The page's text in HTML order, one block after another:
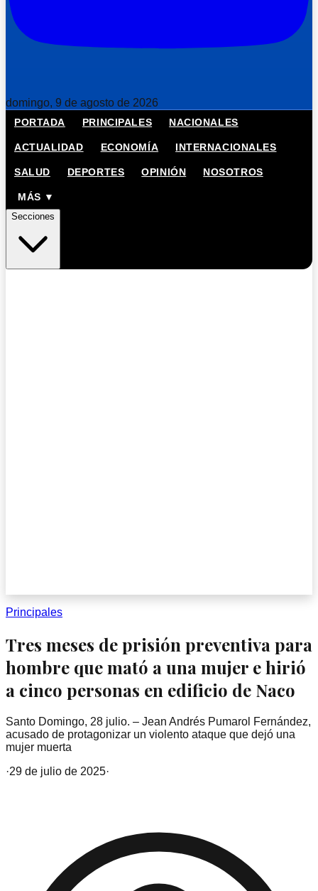
domingo, 9 de agosto de 2026
PORTADA PRINCIPALES NACIONALES
ACTUALIDAD ECONOMÍA INTERNACIONALES
SALUD DEPORTES OPINIÓN NOSOTROS
MÁS ▼
Secciones
Principales
Tres meses de prisión preventiva para
hombre que mató a una mujer e hirió
a cinco personas en edificio de Naco
Santo Domingo, 28 julio. – Jean Andrés Pumarol Fernández,
acusado de protagonizar un violento ataque que dejó una
mujer muerta
·29 de julio de 2025·